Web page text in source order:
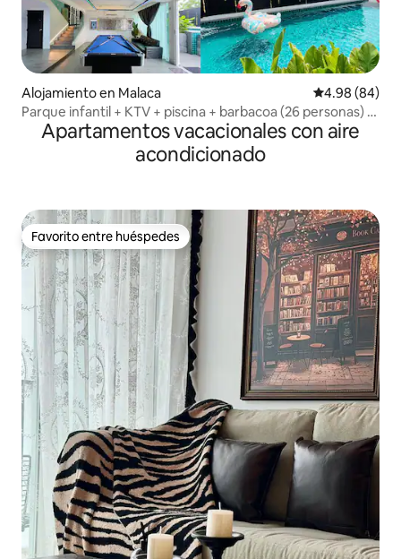
Alojamiento en Malaca Calificación
4.98 (84)
Parque infantil + KTV + piscina + barbacoa (26 personas) a
12 minutos de Jonker
Apartamentos vacacionales con aire
acondicionado
Favorito entre huéspedes
Favorito entre huéspedes